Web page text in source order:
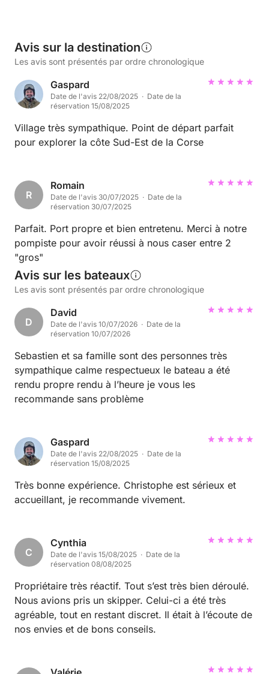
Avis sur la destination
Les avis sont présentés par ordre chronologique
Gaspard
Date de l'avis 22/08/2025 · Date de la
réservation 15/08/2025
Village très sympathique. Point de départ parfait
pour explorer la côte Sud-Est de la Corse
R
Romain
Date de l'avis 30/07/2025 · Date de la
réservation 30/07/2025
Parfait. Port propre et bien entretenu. Merci à notre
pompiste pour avoir réussi à nous caser entre 2
"gros"
Avis sur les bateaux
Les avis sont présentés par ordre chronologique
D
David
Date de l'avis 10/07/2026 · Date de la
réservation 10/07/2026
Sebastien et sa famille sont des personnes très
sympathique calme respectueux le bateau a été
rendu propre rendu à l’heure je vous les
recommande sans problème
Gaspard
Date de l'avis 22/08/2025 · Date de la
réservation 15/08/2025
Très bonne expérience. Christophe est sérieux et
accueillant, je recommande vivement.
C
Cynthia
Date de l'avis 15/08/2025 · Date de la
réservation 08/08/2025
Propriétaire très réactif. Tout s’est très bien déroulé.
Nous avions pris un skipper. Celui-ci a été très
agréable, tout en restant discret. Il était à l’écoute de
nos envies et de bons conseils.